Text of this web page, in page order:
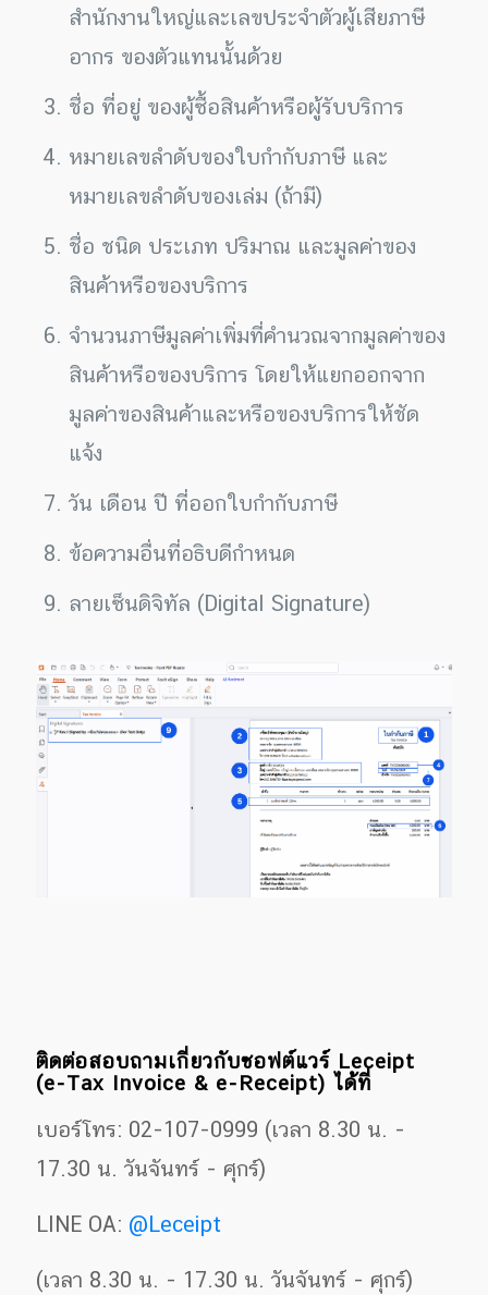
สำนักงานใหญ่และเลขประจำตัวผู้เสียภาษี
อากร ของตัวแทนนั้นด้วย
ชื่อ ที่อยู่ ของผู้ซื้อสินค้าหรือผู้รับบริการ
หมายเลขลำดับของใบกำกับภาษี และ
หมายเลขลำดับของเล่ม (ถ้ามี)
ชื่อ ชนิด ประเภท ปริมาณ และมูลค่าของ
สินค้าหรือของบริการ
จำนวนภาษีมูลค่าเพิ่มที่คำนวณจากมูลค่าของ
สินค้าหรือของบริการ โดยให้แยกออกจาก
มูลค่าของสินค้าและหรือของบริการให้ชัด
แจ้ง
วัน เดือน ปี ที่ออกใบกำกับภาษี
ข้อความอื่นที่อธิบดีกำหนด
ลายเซ็นดิจิทัล (Digital Signature)
ติดต่อสอบถามเกี่ยวกับซอฟต์แวร์ Leceipt
(e-Tax Invoice & e-Receipt) ได้ที่
เบอร์โทร: 02-107-0999 (เวลา 8.30 น. -
17.30 น. วันจันทร์ - ศุกร์)
LINE OA: @Leceipt
(เวลา 8.30 น. - 17.30 น. วันจันทร์ - ศุกร์)